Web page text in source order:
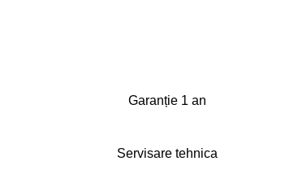
Garanție 1 an
Servisare tehnica